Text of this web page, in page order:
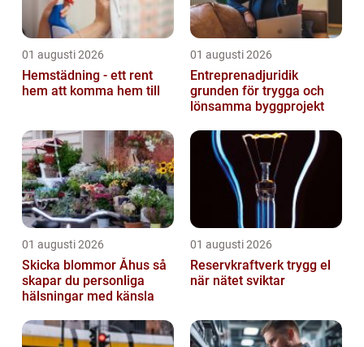
01 augusti 2026
Hemstädning - ett rent
hem att komma hem till
01 augusti 2026
Entreprenadjuridik
grunden för trygga och
lönsamma byggprojekt
01 augusti 2026
Skicka blommor Åhus så
skapar du personliga
hälsningar med känsla
01 augusti 2026
Reservkraftverk trygg el
när nätet sviktar